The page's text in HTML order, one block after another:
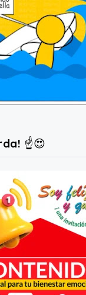
☝️😍